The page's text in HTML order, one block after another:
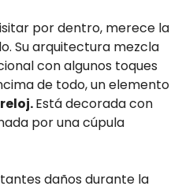
por dentro, merece la
Su arquitectura mezcla
con algunos toques
de todo, un elemento
Está decorada con
por una cúpula
daños durante la